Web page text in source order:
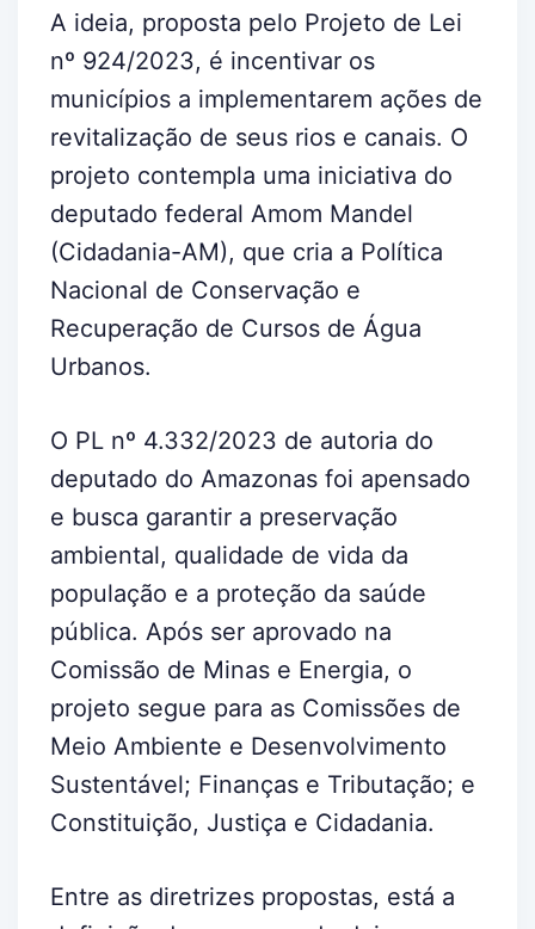
A ideia, proposta pelo Projeto de Lei
nº 924/2023, é incentivar os
municípios a implementarem ações de
revitalização de seus rios e canais. O
projeto contempla uma iniciativa do
deputado federal Amom Mandel
(Cidadania-AM), que cria a Política
Nacional de Conservação e
Recuperação de Cursos de Água
Urbanos.
O PL nº 4.332/2023 de autoria do
deputado do Amazonas foi apensado
e busca garantir a preservação
ambiental, qualidade de vida da
população e a proteção da saúde
pública. Após ser aprovado na
Comissão de Minas e Energia, o
projeto segue para as Comissões de
Meio Ambiente e Desenvolvimento
Sustentável; Finanças e Tributação; e
Constituição, Justiça e Cidadania.
Entre as diretrizes propostas, está a